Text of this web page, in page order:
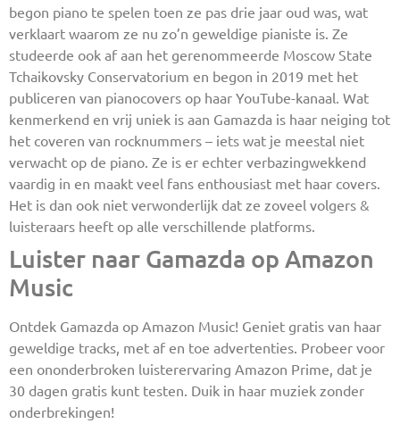
begon piano te spelen toen ze pas drie jaar oud was, wat
verklaart waarom ze nu zo’n geweldige pianiste is. Ze
studeerde ook af aan het gerenommeerde Moscow State
Tchaikovsky Conservatorium en begon in 2019 met het
publiceren van pianocovers op haar YouTube-kanaal. Wat
kenmerkend en vrij uniek is aan Gamazda is haar neiging tot
het coveren van rocknummers – iets wat je meestal niet
verwacht op de piano. Ze is er echter verbazingwekkend
vaardig in en maakt veel fans enthousiast met haar covers.
Het is dan ook niet verwonderlijk dat ze zoveel volgers &
luisteraars heeft op alle verschillende platforms.
Luister naar Gamazda op Amazon
Music
Ontdek Gamazda op Amazon Music! Geniet gratis van haar
geweldige tracks, met af en toe advertenties. Probeer voor
een ononderbroken luisterervaring Amazon Prime, dat je
30 dagen gratis kunt testen. Duik in haar muziek zonder
onderbrekingen!